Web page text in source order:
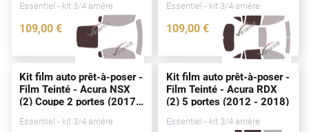
Chevrolet
Chrysler
Citroën
Essentiel - kit 3/4 arrière
109,00 €
4681-ACU
Essentiel - kit 3/4 arrière
109,00 €
4521-ACU
Kit film auto prêt-à-poser -
Film Teinté - Acura NSX
(2) Coupe 2portes (2017 -
Essentiel - kit 3/4 arrière
Kit film auto prêt-à-poser -
Film Teinté - Acura RDX
(2) 5portes (2012 - 2018)
Essentiel - kit 3/4 arrière